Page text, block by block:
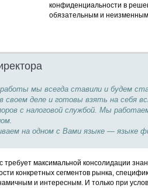
конфиденциальности в
обязательным и
мы всегда ставили и будем
своем деле и готовы взять на себя
с налоговой службой. Мы
на одном с Вами языке — языке
максимальной консолидации
конкретных сегментов рынка,
и интересным. И только при